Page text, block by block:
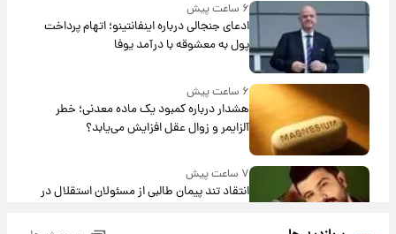
۶ ساعت پیش
ادعای جنجالی درباره اینفانتینو؛ اتهام پرداخت
پول به معشوقه با درآمد یوفا
۶ ساعت پیش
هشدار درباره کمبود یک ماده معدنی؛ خطر
آلزایمر و زوال عقل افزایش می‌یابد؟
۷ ساعت پیش
انتقاد تند پیمان طالبی از مسئولان استقلال در